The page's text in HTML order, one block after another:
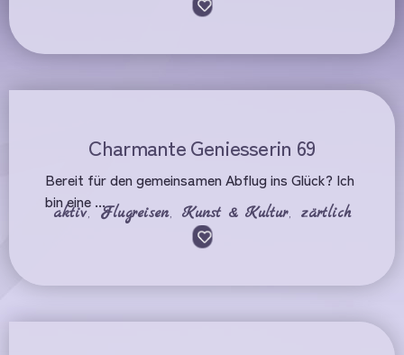
Charmante Geniesserin 69
Bereit für den gemeinsamen Abflug ins Glück? Ich
bin eine ...
aktiv,Flugreisen, Kunst & Kultur, zärtlich